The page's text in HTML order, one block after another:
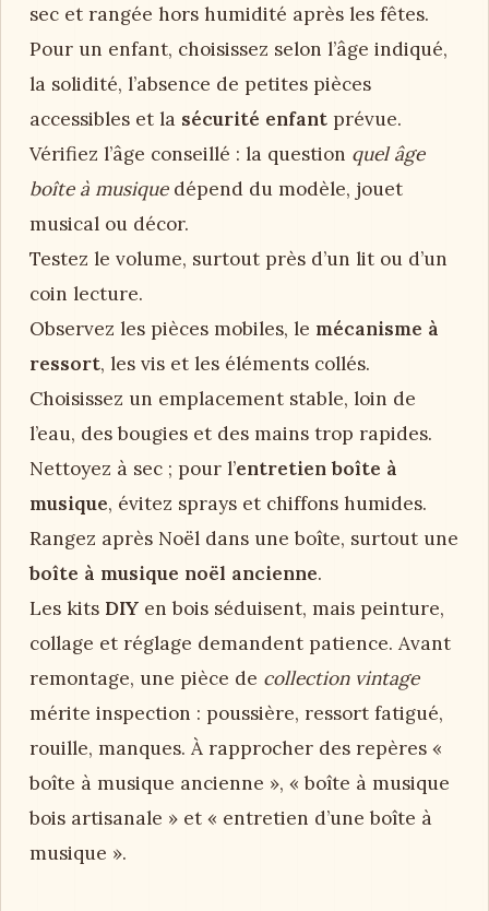
sec et rangée hors humidité après les fêtes.
Pour un enfant, choisissez selon l’âge indiqué,
la solidité, l’absence de petites pièces
accessibles et la sécurité enfant prévue.
Vérifiez l’âge conseillé : la question quel âge
boîte à musiquedépend du modèle, jouet
musical ou décor.
Testez le volume, surtout près d’un lit ou d’un
coin lecture.
Observez les pièces mobiles, le mécanisme à
ressort, les vis et les éléments collés.
Choisissez un emplacement stable, loin de
l’eau, des bougies et des mains trop rapides.
Nettoyez à sec ; pour l’entretien boîte à
musique, évitez sprays et chiffons humides.
Rangez après Noël dans une boîte, surtout une
boîte à musique noël ancienne.
Les kits DIY en bois séduisent, mais peinture,
collage et réglage demandent patience. Avant
remontage, une pièce de collection vintage
mérite inspection : poussière, ressort fatigué,
rouille, manques. À rapprocher des repères «
boîte à musique ancienne », « boîte à musique
bois artisanale » et « entretien d’une boîte à
musique ».